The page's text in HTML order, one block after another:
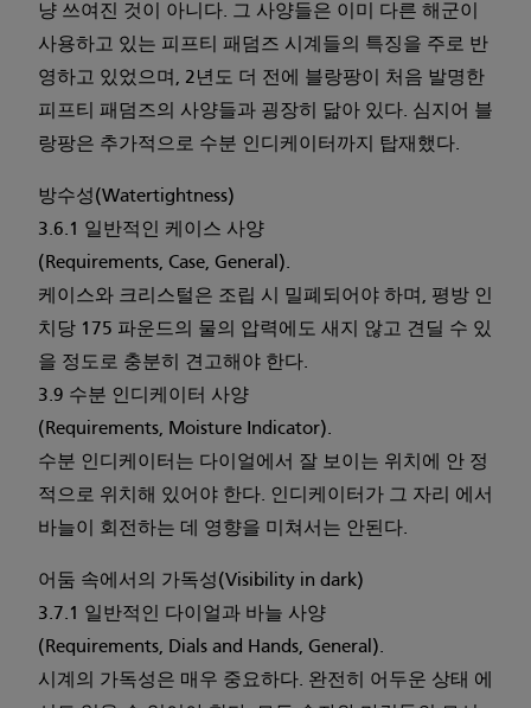
냥 쓰여진 것이 아니다. 그 사양들은 이미 다른 해군이
사용하고 있는 피프티 패덤즈 시계들의 특징을 주로 반
영하고 있었으며, 2년도 더 전에 블랑팡이 처음 발명한
피프티 패덤즈의 사양들과 굉장히 닮아 있다. 심지어 블
랑팡은 추가적으로 수분 인디케이터까지 탑재했다.
방수성(Watertightness)
3.6.1 일반적인 케이스 사양
(Requirements, Case, General).
케이스와 크리스털은 조립 시 밀폐되어야 하며, 평방 인
치당 175 파운드의 물의 압력에도 새지 않고 견딜 수 있
을 정도로 충분히 견고해야 한다.
3.9 수분 인디케이터 사양
(Requirements, Moisture Indicator).
수분 인디케이터는 다이얼에서 잘 보이는 위치에 안 정
적으로 위치해 있어야 한다. 인디케이터가 그 자리 에서
바늘이 회전하는 데 영향을 미쳐서는 안된다.
어둠 속에서의 가독성(Visibility in dark)
3.7.1 일반적인 다이얼과 바늘 사양
(Requirements, Dials and Hands, General).
시계의 가독성은 매우 중요하다. 완전히 어두운 상태 에